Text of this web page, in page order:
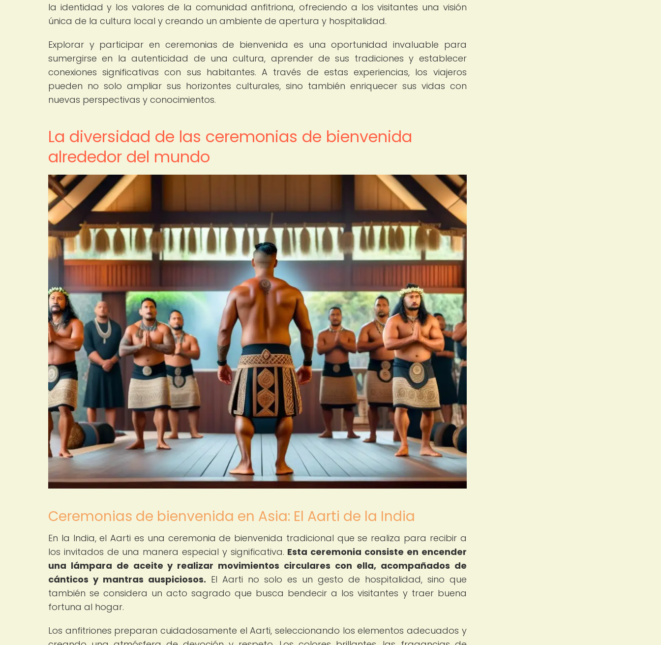
la identidad y los valores de la comunidad anfitriona, ofreciendo a los visitantes una visión
única de la cultura local y creando un ambiente de apertura y hospitalidad.
Explorar y participar en ceremonias de bienvenida es una oportunidad invaluable para
sumergirse en la autenticidad de una cultura, aprender de sus tradiciones y establecer
conexiones significativas con sus habitantes. A través de estas experiencias, los viajeros
pueden no solo ampliar sus horizontes culturales, sino también enriquecer sus vidas con
nuevas perspectivas y conocimientos.
La diversidad de las ceremonias de bienvenida
alrededor del mundo
Ceremonias de bienvenida en Asia: El Aarti de la India
En la India, el Aarti es una ceremonia de bienvenida tradicional que se realiza para recibir a
los invitados de una manera especial y significativa. Esta ceremonia consiste en encender
una lámpara de aceite y realizar movimientos circulares con ella, acompañados de
cánticos y mantras auspiciosos. El Aarti no solo es un gesto de hospitalidad, sino que
también se considera un acto sagrado que busca bendecir a los visitantes y traer buena
fortuna al hogar.
Los anfitriones preparan cuidadosamente el Aarti, seleccionando los elementos adecuados y